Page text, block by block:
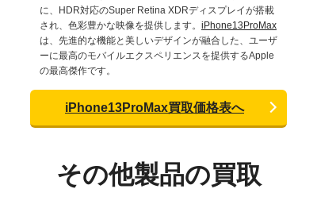
に、HDR対応のSuper Retina XDRディスプレイが搭載
され、色彩豊かな映像を提供します。 iPhone13ProMax
は、先進的な機能と美しいデザインが融合した、ユーザ
ーに最高のモバイルエクスペリエンスを提供するApple
の最高傑作です。
iPhone13ProMax買取価格表へ
その他製品の買取